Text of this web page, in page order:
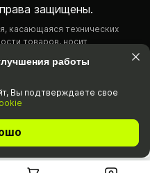
защищены.
касающаяся технических
товаров, носит
не является публичной
437(2) Гражданского
работы
Вы подтвержда­ете свое